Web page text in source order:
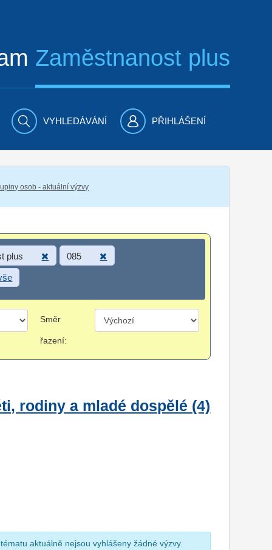
Zaměstnanost plus
VYHLEDÁVÁNÍ PŘIHLÁŠENÍ
osob - aktuální výzvy
plus 085
Směr
řazení:
rodiny a mladé dospělé (4)
aktuálně nejsou vyhlášeny žádné výzvy.